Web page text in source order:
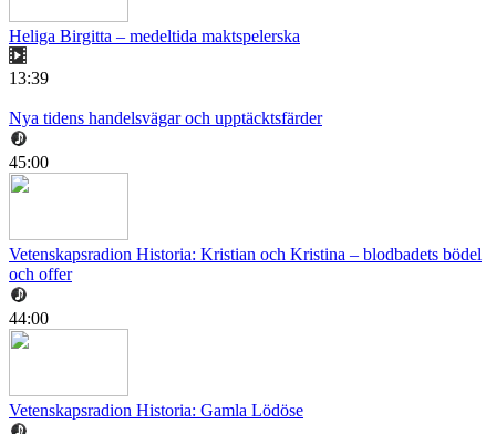
Heliga Birgitta – medeltida maktspelerska
13:39
Nya tidens handelsvägar och upptäcktsfärder
45:00
Vetenskapsradion Historia: Kristian och Kristina – blodbadets bödel
och offer
44:00
Vetenskapsradion Historia: Gamla Lödöse